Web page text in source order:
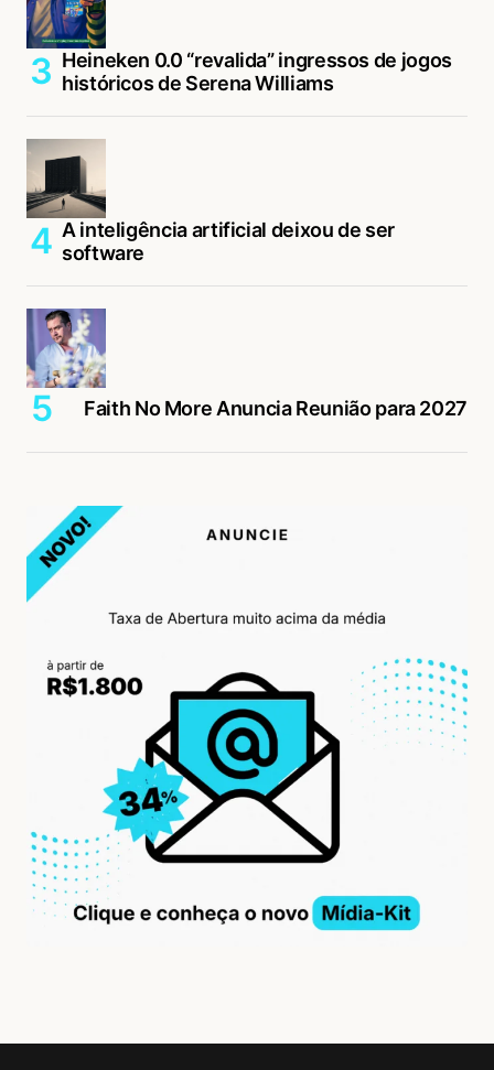
Heineken 0.0 “revalida” ingressos de jogos
históricos de Serena Williams
A inteligência artificial deixou de ser
software
Faith No More Anuncia Reunião para 2027